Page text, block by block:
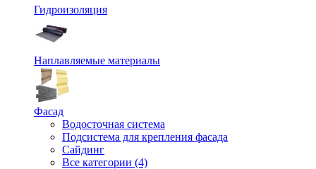
Гидроизоляция
Наплавляемые материалы
Фасад
Водосточная система
Подсистема для крепления фасада
Сайдинг
Все категории (4)